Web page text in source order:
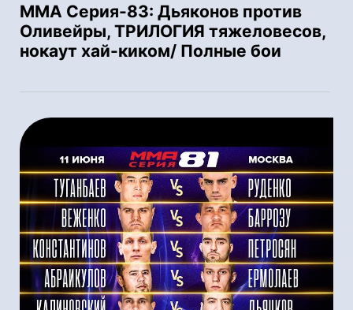
ММА Серия-83: Дьяконов против
Оливейры, ТРИЛОГИЯ тяжеловесов,
нокаут хай-киком/ Полные бои